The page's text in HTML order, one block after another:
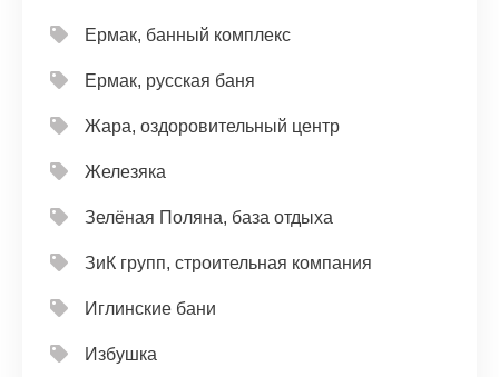
Ермак, банный комплекс
Ермак, русская баня
Жара, оздоровительный центр
Железяка
Зелёная Поляна, база отдыха
ЗиК групп, строительная компания
Иглинские бани
Избушка